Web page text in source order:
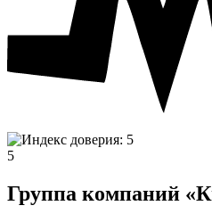
5
Группа компаний